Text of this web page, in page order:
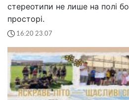
стереотипи не лише на полі
просторі.
16:20 23.07